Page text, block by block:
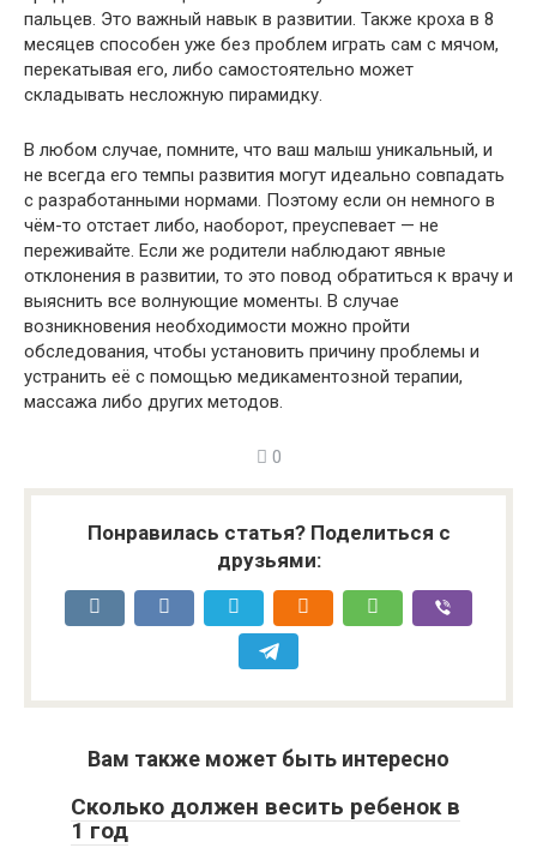
пальцев. Это важный навык в развитии. Также кроха в 8
месяцев способен уже без проблем играть сам с мячом,
перекатывая его, либо самостоятельно может
складывать несложную пирамидку.
В любом случае, помните, что ваш малыш уникальный, и
не всегда его темпы развития могут идеально совпадать
с разработанными нормами. Поэтому если он немного в
чём-то отстает либо, наоборот, преуспевает — не
переживайте. Если же родители наблюдают явные
отклонения в развитии, то это повод обратиться к врачу и
выяснить все волнующие моменты. В случае
возникновения необходимости можно пройти
обследования, чтобы установить причину проблемы и
устранить её с помощью медикаментозной терапии,
массажа либо других методов.
0
Понравилась статья? Поделиться с
друзьями:
Вам также может быть интересно
Сколько должен весить ребенок в
1 год